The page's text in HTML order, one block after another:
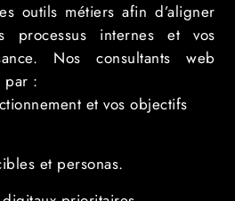
outils métiers afin d’aligner
processus internes et vos
Nos consultants web
par :
et vos objectifs
et personas.